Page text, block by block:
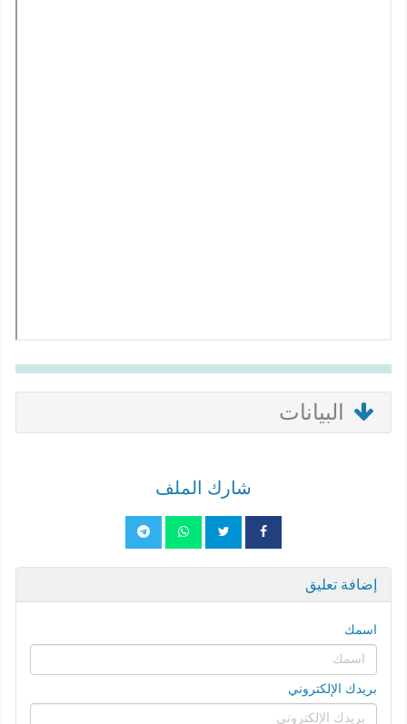
البيانات
شارك الملف
إضافة تعليق
اسمك
بريدك الإلكتروني